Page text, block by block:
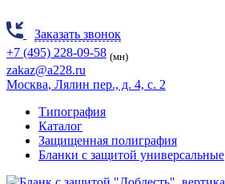
Заказать звонок
+7 (495) 228-09-58 (мн)
zakaz@a228.ru
Москва, Лялин пер., д. 4, с. 2
Типография
Каталог
Защищенная полиграфия
Бланки с защитой универсальные